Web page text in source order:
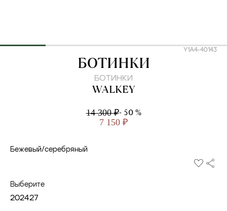
Y1A4-40143
WALKEY
БОТИНКИ
БОТИНКИ
WALKEY
14 300 ₽- 50 %
7 150 ₽
Бежевый/серебряный
Выберите
202427